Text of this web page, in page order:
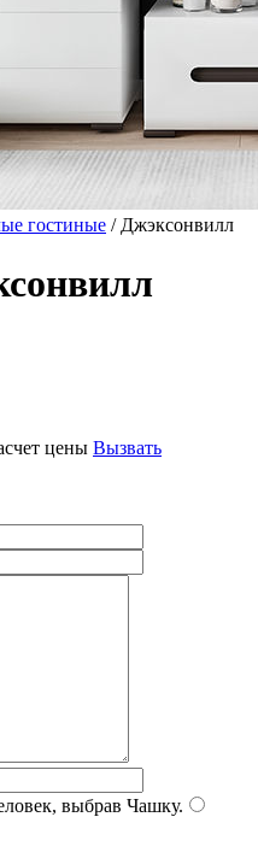
гостиные / Джэксонвилл
цены Вызвать
выбрав Чашку.